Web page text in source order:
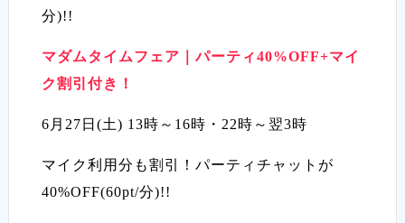
分)!!
マダムタイムフェア｜パーティ40%OFF+マイ
ク割引付き！
6月27日(土) 13時～16時・22時～翌3時
マイク利用分も割引！パーティチャットが
40%OFF(60pt/分)!!